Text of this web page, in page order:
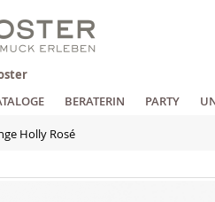
BERATERIN PARTY
Holly Rosé